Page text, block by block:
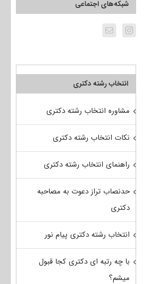
شبکه‌های اجتماعی
انتخاب رشته دکتری
مشاوره انتخاب رشته دکتری
نکات انتخاب رشته دکتری
راهنمای انتخاب رشته دکتری
حدنصاب تراز دعوت به مصاحبه
دکتری
انتخاب رشته دکتری پیام نور
با چه رتبه ای دکتری کجا قبول
میشم؟